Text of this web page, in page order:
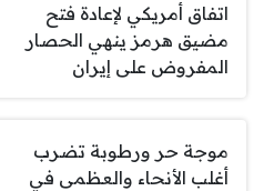
اتفاق أمريكي لإعادة فتح
مضيق هرمز ينهي الحصار
المفروض على إيران
موجة حر ورطوبة تضرب
أغلب الأنحاء والعظمى في